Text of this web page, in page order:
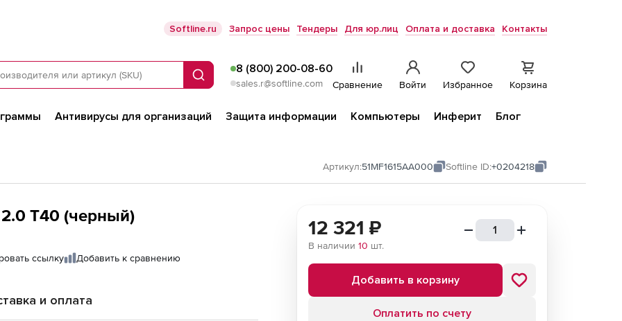
Softline.ru Запрос цены Тендеры Для юр.лиц Оплата и доставка Контакты
Поиск
8 (800) 200-08-60
sales.r@softline.com Сравнение Войти Избранное Корзина
Антивирусы для организаций Защита информации Компьютеры Инферит Блог
Артикул:51MF1615AA000 Softline ID:+0204218
2.0 T40 (черный)
ссылку Добавить к сравнению
и оплата
12 321 ₽
В наличии 10 шт.
Добавить в корзину
Оплатить по счету